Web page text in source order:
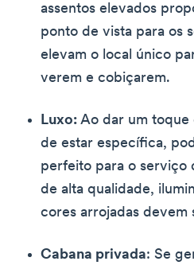
assentos elevados
ponto de vista para os
elevam o local único
verem e cobiçarem.
Luxo: Ao dar um toque
de estar específica,
perfeito para o serviço
de alta qualidade,
cores arrojadas devem
Cabana privada: Se